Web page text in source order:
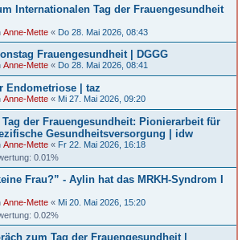
Internationalen Tag der Frauengesundheit
Anne-Mette « Do 28. Mai 2026, 08:43
Frauengesundheit | DGGG
Anne-Mette « Do 28. Mai 2026, 08:41
Endometriose | taz
Anne-Mette « Mi 27. Mai 2026, 09:20
der Frauengesundheit: Pionierarbeit für
Gesundheitsversorgung | idw
Anne-Mette « Fr 22. Mai 2026, 16:18
0.01%
Frau?” - Aylin hat das MRKH-Syndrom I
Anne-Mette « Mi 20. Mai 2026, 15:20
0.02%
zum Tag der Frauengesundheit |